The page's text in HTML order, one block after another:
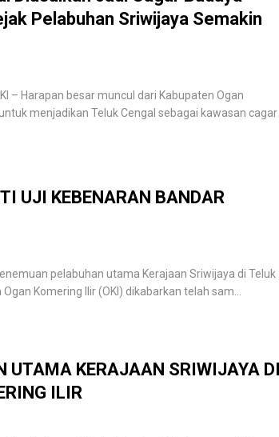
Pelabuhan Sriwijaya Semakin
– Harapan besar muncul dari Kabupaten Ogan
menjadikan Teluk Cengal sebagai kawasan cagar
UJI KEBENARAN BANDAR
pelabuhan utama Kerajaan Sriwijaya di Teluk
Komering Ilir (OKI) dikabarkan telah sam...
UTAMA KERAJAAN SRIWIJAYA DI
ILIR